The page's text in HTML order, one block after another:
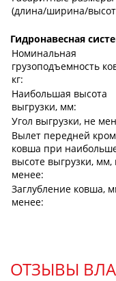
(длина/ширина/
Гидронавесная
Номинальная
грузоподъемность
кг:
Наибольшая высота
выгрузки, мм:
Угол выгрузки, не
Вылет передней
ковша при
высоте выгрузки, мм,
менее:
Заглубление ковша,
менее:
ОТЗЫВЫ